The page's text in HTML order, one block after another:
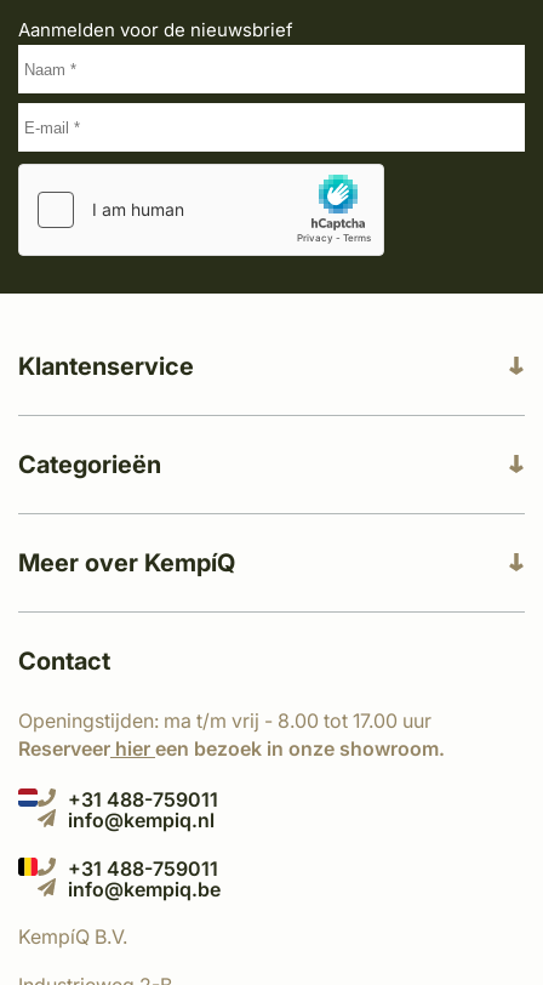
Aanmelden voor de nieuwsbrief
Meer over KempíQ
Klantenservice
Categorieën
Contact
Openingstijden: ma t/m vrij - 8.00 tot 17.00 uur
Reserveer hier een bezoek in onze showroom.
+31 488-759011
info@kempiq.nl
+31 488-759011
info@kempiq.be
KempíQ B.V.